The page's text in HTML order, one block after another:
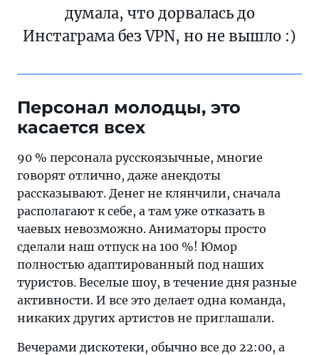
думала, что дорвалась до
Инстаграма без VPN, но не вышло :)
Персонал молодцы, это
касается всех
90 % персонала русскоязычные, многие
говорят отлично, даже анекдоты
рассказывают. Денег не клянчили, сначала
располагают к себе, а там уже отказать в
чаевых невозможно. Аниматоры просто
сделали наш отпуск на 100 %! Юмор
полностью адаптированный под наших
туристов. Веселые шоу, в течение дня разные
активности. И все это делает одна команда,
никаких других артистов не приглашали.
Вечерами дискотеки, обычно все до 22:00, а